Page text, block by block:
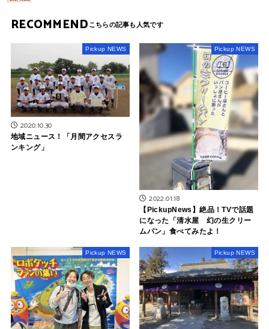
RECOMMEND
Pickup NEWS
2020.10.30
地域ニュース！「月間アクセスラ
ンキング」
Pickup NEWS
2022.01.18
【PickupNews】絶品！TVで話題
になった「清水屋 幻の生クリー
ムパン」食べてみたよ！
Pickup NEWS Pickup NEWS